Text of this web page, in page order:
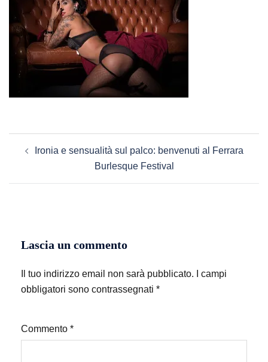
articoloIronia e sensualità sul palco: benvenuti al Ferrara
Burlesque Festival
Lascia un commento
Il tuo indirizzo email non sarà pubblicato.
I campi
obbligatori sono contrassegnati *
Commento *